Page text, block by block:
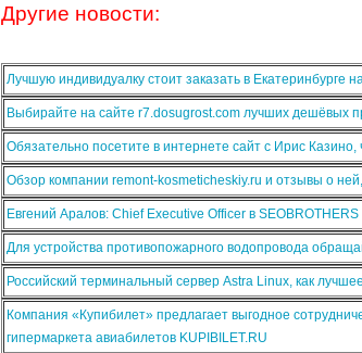
Другие новости:
Лучшую индивидуалку стоит заказать в Екатеринбурге
Выбирайте на сайте r7.dosugrost.com лучших дешёвых
Обязательно посетите в интернете сайт с Ирис
Обзор компании remont-kosmeticheskiy.ru и отзывы о
Евгений Аралов: Chief Executive Officer в SEOBROTHERS
Для устройства противопожарного водопровода
Российский терминальный сервер Astra Linux, как
Компания «Купибилет» предлагает выгодное
гипермаркета авиабилетов KUPIBILET.RU